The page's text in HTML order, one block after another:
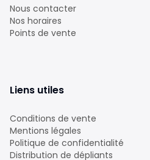
Nous contacter
Nos horaires
Points de vente
Liens utiles
Conditions de vente
Mentions légales
Politique de confidentialité
Distribution de dépliants